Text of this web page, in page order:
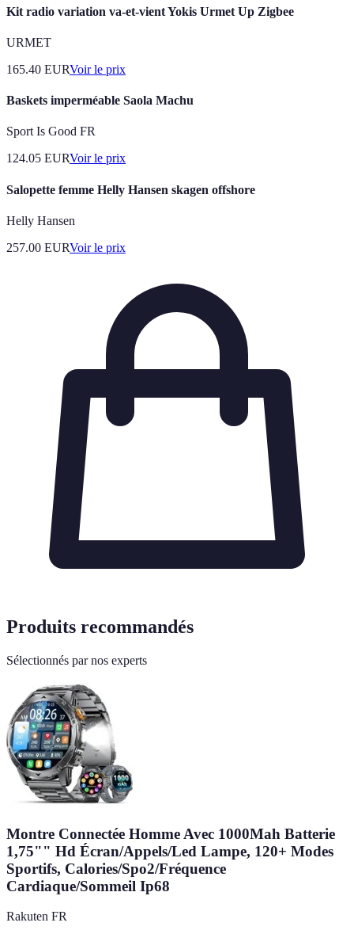
Kit radio variation va-et-vient Yokis Urmet Up Zigbee
URMET
165.40 EURVoir le prix
Baskets imperméable Saola Machu
Sport Is Good FR
124.05 EURVoir le prix
Salopette femme Helly Hansen skagen offshore
Helly Hansen
257.00 EURVoir le prix
Produits recommandés
Sélectionnés par nos experts
Montre Connectée Homme Avec 1000Mah Batterie
1,75"" Hd Écran/Appels/Led Lampe, 120+ Modes
Sportifs, Calories/Spo2/Fréquence
Cardiaque/Sommeil Ip68
Rakuten FR